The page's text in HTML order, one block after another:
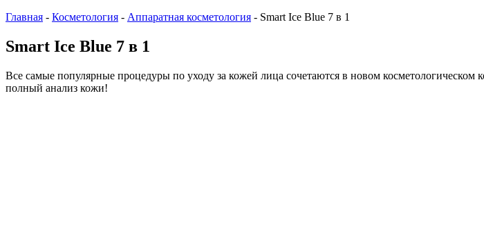
Главная - Косметология - Аппаратная косметология - Smart Ice Blue 7 в 1
Smart Ice Blue 7 в 1
Все самые популярные процедуры по уходу за кожей лица сочетаются в новом
полный анализ кожи!